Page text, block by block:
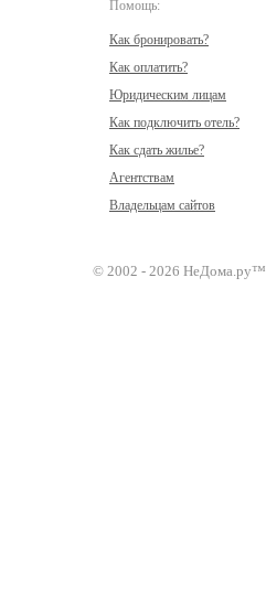
Помощь:
Как бронировать?
Как оплатить?
Юридическим лицам
Как подключить отель?
Как сдать жилье?
Агентствам
Владельцам сайтов
© 2002 - 2026 НеДома.ру™